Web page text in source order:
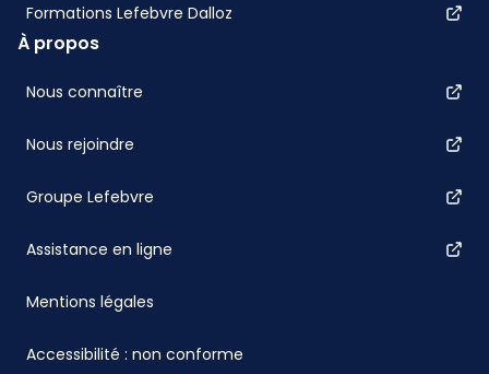
Formations Lefebvre Dalloz
À propos
Nous connaître
Nous rejoindre
Groupe Lefebvre
Assistance en ligne
Mentions légales
Accessibilité : non conforme